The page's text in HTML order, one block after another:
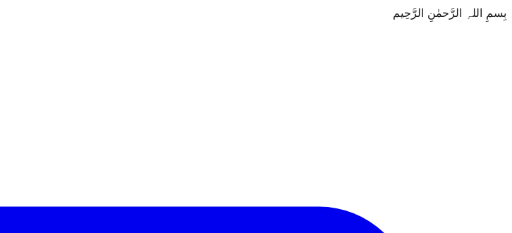
بِسمِ اللہِ الرَّحمٰنِ الرَّحِيم